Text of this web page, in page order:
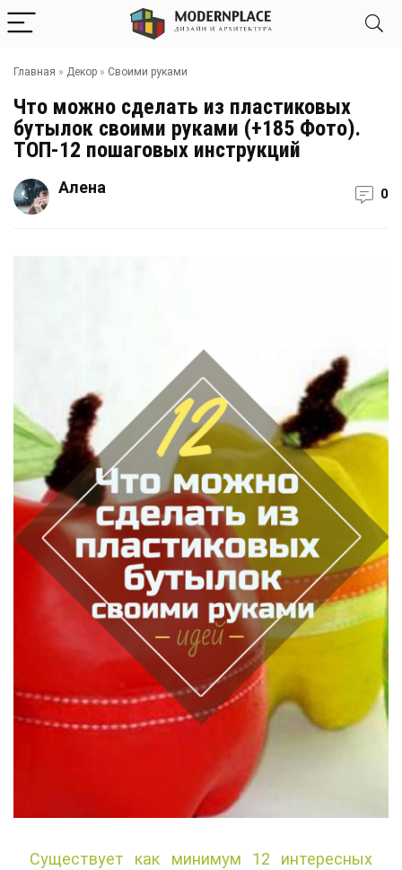
Главная » Декор » Своими руками
Что можно сделать из пластиковых
бутылок своими руками (+185 Фото).
ТОП-12 пошаговых инструкций
Алена 0
Существует как минимум 12 интересных